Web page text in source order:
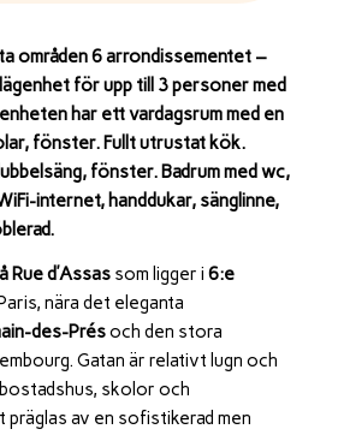
områden 6 arrondissementet –
för upp till 3 personer med
har ett vardagsrum med en
fönster. Fullt utrustat kök.
fönster. Badrum med wc,
internet, handdukar, sänglinne,
Rue d’Assassom ligger i 6:e
, nära det eleganta
des-Présoch den stora
. Gatan är relativt lugn och
skolor och
av en sofistikerad men